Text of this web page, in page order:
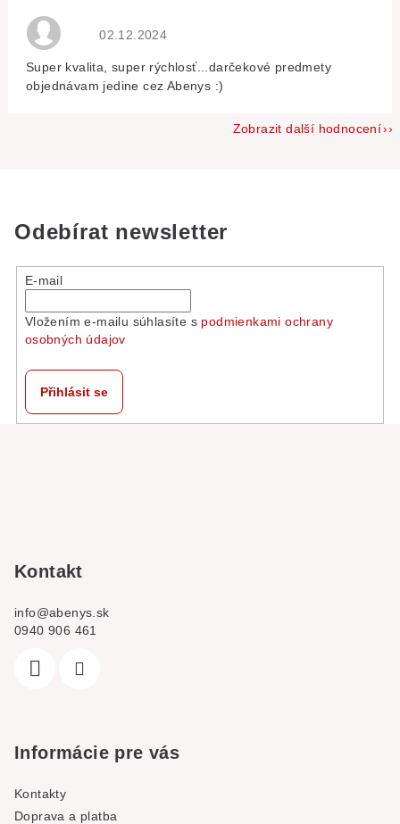
Hodnocení obchodu je 5 z 5 hvězdiček.
02.12.2024
Super kvalita, super rýchlosť...darčekové predmety
objednávam jedine cez Abenys :)
Zobrazit další hodnocení
Odebírat newsletter
E-mail
Vložením e-mailu súhlasíte s podmienkami ochrany
osobných údajov
Přihlásit se
Kontakt
info@abenys.sk
0940 906 461
Informácie pre vás
Kontakty
Doprava a platba